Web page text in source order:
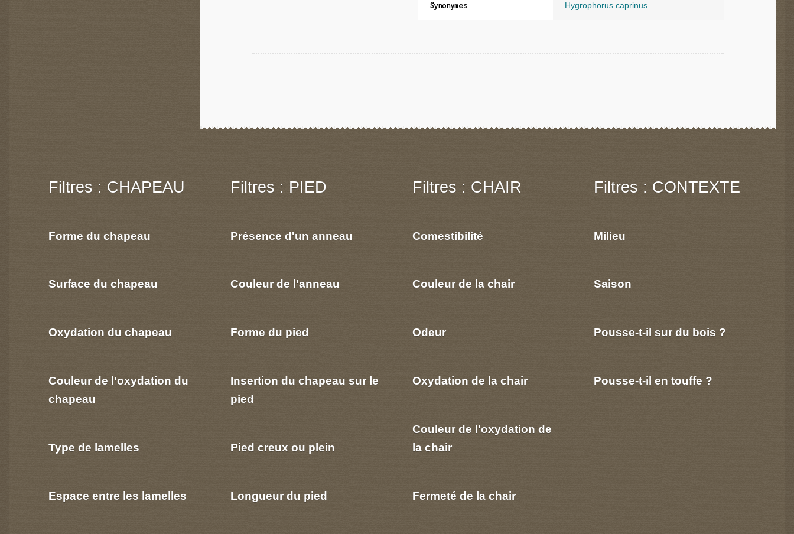
Synonymes Hygrophorus caprinus
Filtres : CHAPEAU
Forme du chapeau
Surface du chapeau
Oxydation du chapeau
Couleur de l'oxydation du
chapeau
Type de lamelles
Espace entre les lamelles
Filtres : PIED
Présence d'un anneau
Couleur de l'anneau
Forme du pied
Insertion du chapeau sur le
pied
Pied creux ou plein
Longueur du pied
Filtres : CHAIR
Comestibilité
Couleur de la chair
Odeur
Oxydation de la chair
Couleur de l'oxydation de
la chair
Fermeté de la chair
Filtres : CONTEXTE
Milieu
Saison
Pousse-t-il sur du bois ?
Pousse-t-il en touffe ?